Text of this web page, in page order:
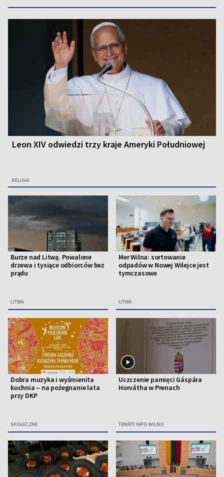
Leon XIV odwiedzi trzy kraje Ameryki Południowej
RELIGIA
Burze nad Litwą. Powalone
drzewa i tysiące odbiorców bez
prądu
LITWA
Mer Wilna: sortowanie
odpadów w Nowej Wilejce jest
tymczasowe
LITWA
Dobra muzyka i wyśmienita
kuchnia – na pożegnanie lata
przy DKP
SPOŁECZNE
Uczczenie pamięci Gáspára
Horvátha w Prenach
TEMATY INFO WILNO